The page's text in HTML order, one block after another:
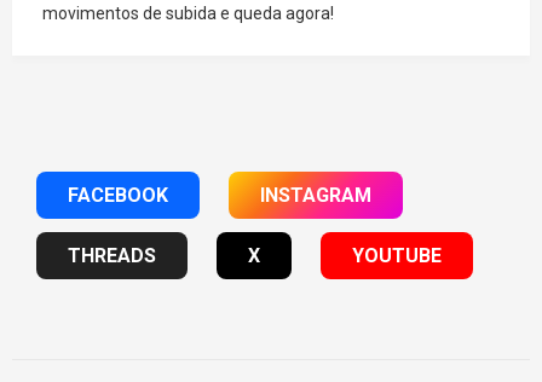
movimentos de subida e queda agora!
FACEBOOK INSTAGRAM
THREADS X YOUTUBE